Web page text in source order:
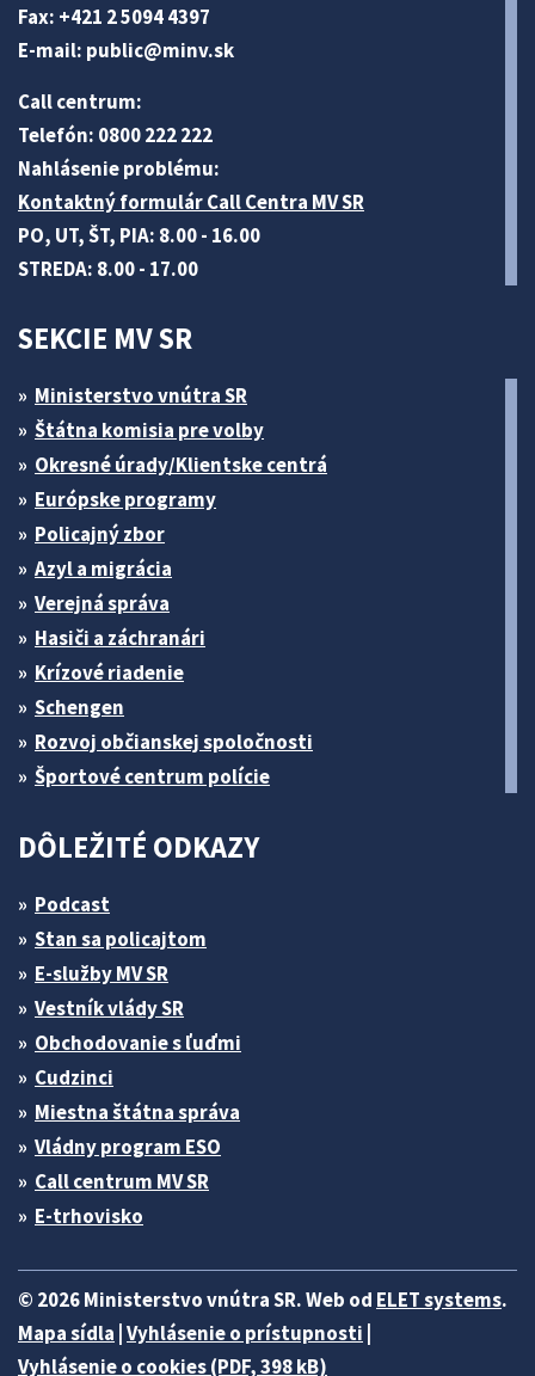
Fax: +421 2 5094 4397
E-mail: public@minv.sk
Call centrum:
Telefón: 0800 222 222
Nahlásenie problému:
Kontaktný formulár Call Centra MV SR
PO, UT, ŠT, PIA: 8.00 - 16.00
STREDA: 8.00 - 17.00
SEKCIE MV SR
Ministerstvo vnútra SR
Štátna komisia pre volby
Okresné úrady/Klientske centrá
Európske programy
Policajný zbor
Azyl a migrácia
Verejná správa
Hasiči a záchranári
Krízové riadenie
Schengen
Rozvoj občianskej spoločnosti
Športové centrum polície
DÔLEŽITÉ ODKAZY
Podcast
Stan sa policajtom
E-služby MV SR
Vestník vlády SR
Obchodovanie s ľuďmi
Cudzinci
Miestna štátna správa
Vládny program ESO
Call centrum MV SR
E-trhovisko
© 2026 Ministerstvo vnútra SR. Web od ELET systems.
Mapa sídla Vyhlásenie o prístupnosti
Vyhlásenie o cookies (PDF, 398 kB)